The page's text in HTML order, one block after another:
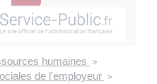
humaines >
de l'employeur >